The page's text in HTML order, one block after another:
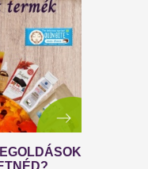
PRAKTIKUS...
használj hevedert!